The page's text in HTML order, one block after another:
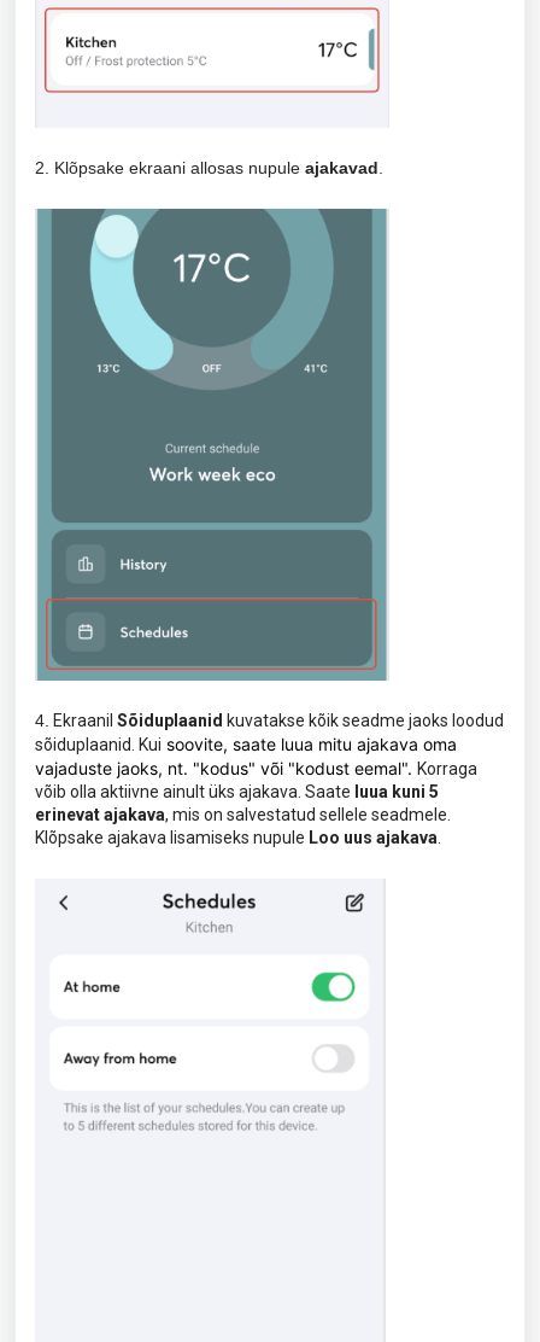
2. Klõpsake ekraani allosas nupule ajakavad.
4. Ekraanil Sõiduplaanid kuvatakse kõik seadme jaoks loodud
sõiduplaanid. Kui soovite, saate luua mitu ajakava oma
vajaduste jaoks, nt. "kodus" või "kodust eemal". Korraga
võib olla aktiivne ainult üks ajakava. Saate luua kuni 5
erinevat ajakava, mis on salvestatud sellele seadmele.
Klõpsake ajakava lisamiseks nupule Loo uus ajakava.